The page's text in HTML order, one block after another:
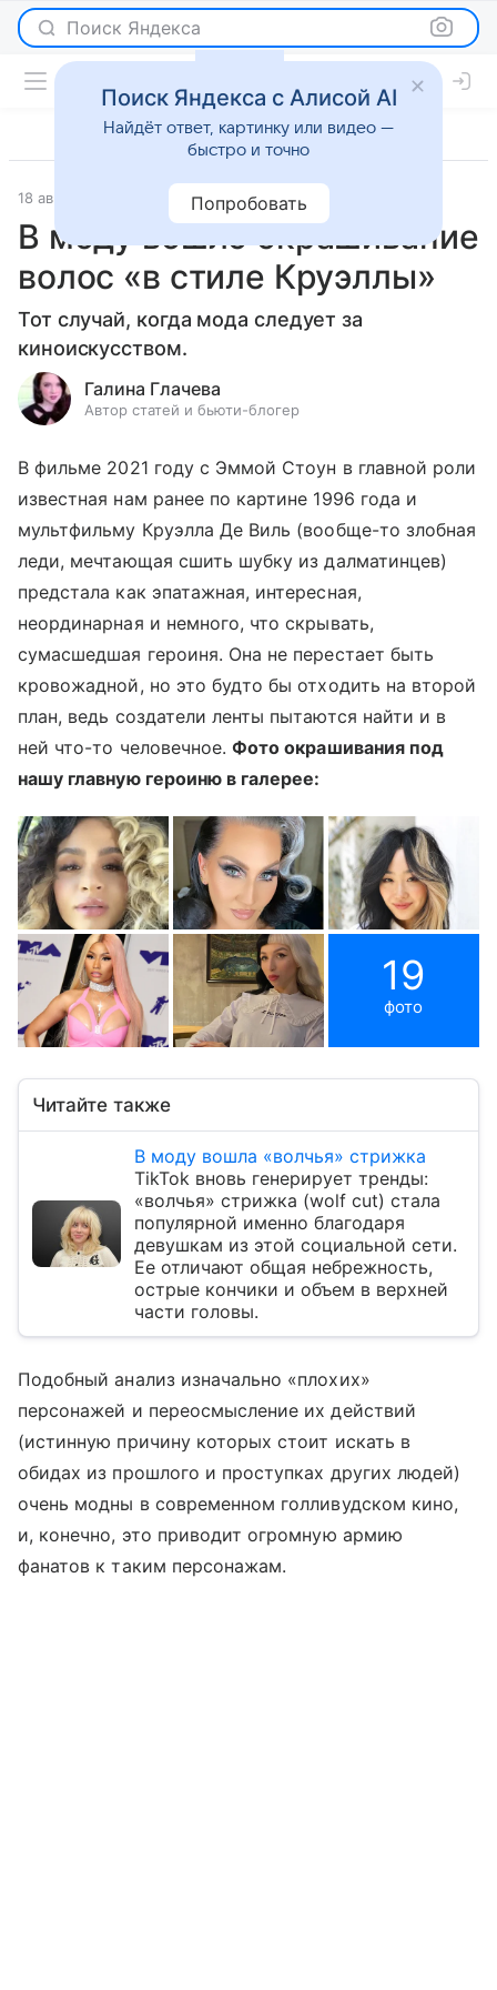
Поиск Яндекса
18 августа 2021 Красота
В моду вошло окрашивание
волос «в стиле Круэллы»
Тот случай, когда мода следует за
киноискусством.
Галина Глачева
Автор статей и бьюти-блогер
В фильме 2021 году с Эммой Стоун в главной роли
известная нам ранее по картине 1996 года и
мультфильму Круэлла Де Виль (вообще-то злобная
леди, мечтающая сшить шубку из далматинцев)
предстала как эпатажная, интересная,
неординарная и немного, что скрывать,
сумасшедшая героиня. Она не перестает быть
кровожадной, но это будто бы отходить на второй
план, ведь создатели ленты пытаются найти и в
ней что-то человечное.Фото окрашивания под
нашу главную героиню в галерее:
19
фото
Читайте также
В моду вошла «волчья» стрижка
TikTok вновь генерирует тренды:
«волчья» стрижка (wolf cut) стала
популярной именно благодаря
девушкам из этой социальной сети.
Ее отличают общая небрежность,
острые кончики и объем в верхней
части головы.
Подобный анализ изначально «плохих»
персонажей и переосмысление их действий
(истинную причину которых стоит искать в
обидах из прошлого и проступках других людей)
очень модны в современном голливудском кино,
и, конечно, это приводит огромную армию
фанатов к таким персонажам.
Поиск Яндекса с Алисой AI
Найдёт ответ, картинку или видео —
быстро и точно
Попробовать